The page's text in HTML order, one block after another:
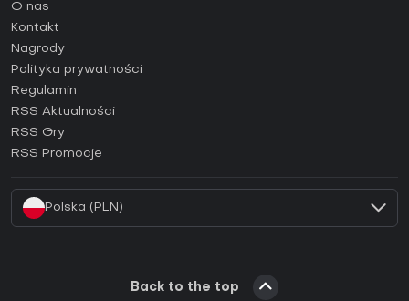
Poradniki
Jak aktywować klucz Steam (CD Key)?
Jak aktywować klucz Epic Games (CD Key)?
Jak aktywować klucz GOG (CD Key)?
Jak aktywować klucz Ubisoft Connect (CD Key)?
O nas
Kontakt
Nagrody
Polityka prywatności
Regulamin
RSS Aktualności
RSS Gry
RSS Promocje
Polska (PLN)
Back to the top